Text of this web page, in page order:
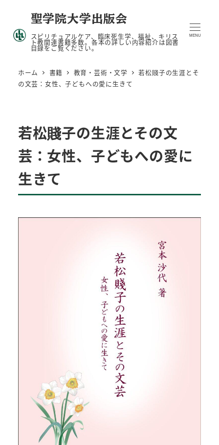
聖学院大学出版会
スピリチュアルケア、臨床死生学、福祉、キリス
ト教関連書籍多数。各本の詳しい内容紹介は図書
目録をご覧ください。
MENU
ホーム 書籍 教育・芸術・文学
若松賤子の生涯とそ
の文芸：女性、子どもへの愛に生きて
若松賤子の生涯とその文
芸：女性、子どもへの愛に
生きて